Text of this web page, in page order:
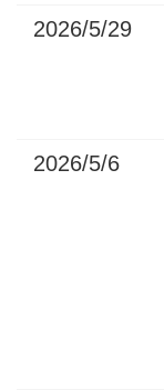
2026/5/29
2026/5/6